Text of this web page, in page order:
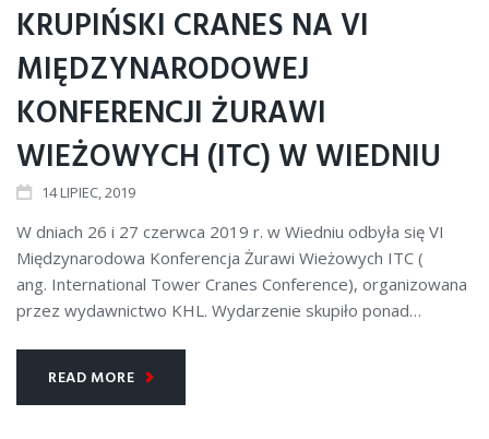
KRUPIŃSKI CRANES NA VI
MIĘDZYNARODOWEJ
KONFERENCJI ŻURAWI
WIEŻOWYCH (ITC) W WIEDNIU
14LIPIEC, 2019
W dniach 26 i 27 czerwca 2019 r. w Wiedniu odbyła się VI
Międzynarodowa Konferencja Żurawi Wieżowych ITC (
ang. International Tower Cranes Conference), organizowana
przez wydawnictwo KHL. Wydarzenie skupiło ponad…
READ MORE